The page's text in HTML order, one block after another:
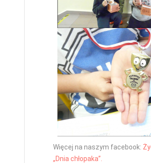
Więcej na naszym facebook:
„Dnia chłopaka”.